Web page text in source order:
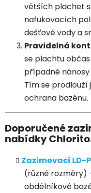
větších plachet
nafukovacích
dešťové vody a
Pravidelná
se plachtu
případné
Tím se prodlouží
ochrana bazénu.
Doporučené
nabídky
Zazimovací LD-
(různé rozměry)
obdélníkové